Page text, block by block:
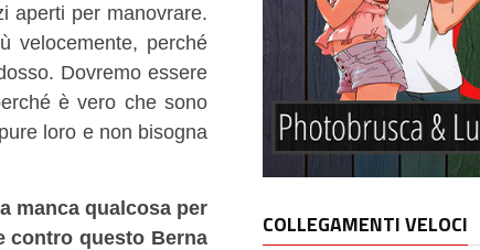
aperti per manovrare.
velocemente, perché
Dovremo essere
è vero che sono
loro e non bisogna
manca qualcosa per
contro questo Berna
COLLEGAMENTI VELOCI